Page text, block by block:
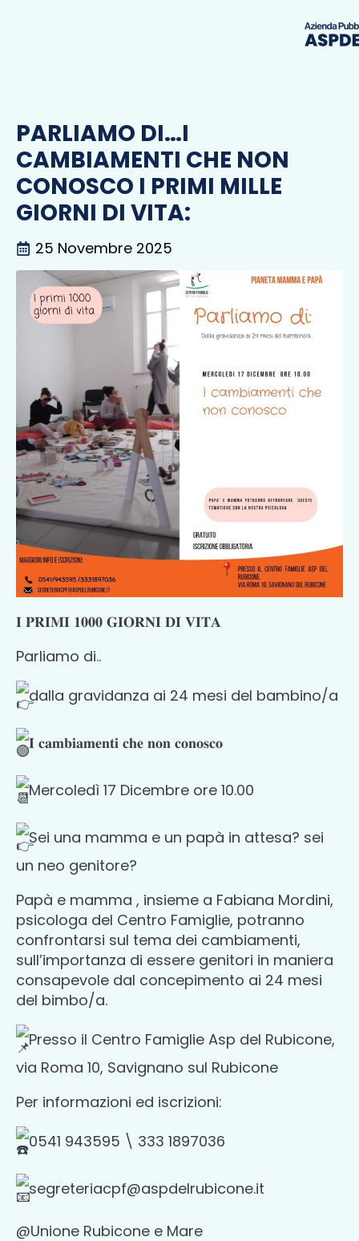
PARLIAMO DI…I
CAMBIAMENTI CHE NON
CONOSCO I PRIMI MILLE
GIORNI DI VITA:
25 Novembre 2025
𝐈 𝐏𝐑𝐈𝐌𝐈 𝟏𝟎𝟎𝟎 𝐆𝐈𝐎𝐑𝐍𝐈 𝐃𝐈 𝐕𝐈𝐓𝐀
Parliamo di..
dalla gravidanza ai 24 mesi del bambino/a
𝐈 𝐜𝐚𝐦𝐛𝐢𝐚𝐦𝐞𝐧𝐭𝐢 𝐜𝐡𝐞 𝐧𝐨𝐧 𝐜𝐨𝐧𝐨𝐬𝐜𝐨
Mercoledì 17 Dicembre ore 10.00
Sei una mamma e un papà in attesa? sei
un neo genitore?
Papà e mamma , insieme a Fabiana Mordini,
psicologa del Centro Famiglie, potranno
confrontarsi sul tema dei cambiamenti,
sull’importanza di essere genitori in maniera
consapevole dal concepimento ai 24 mesi
del bimbo/a.
Presso il Centro Famiglie Asp del Rubicone,
via Roma 10, Savignano sul Rubicone
Per informazioni ed iscrizioni:
0541 943595 \ 333 1897036
segreteriacpf@aspdelrubicone.it
@Unione Rubicone e Mare